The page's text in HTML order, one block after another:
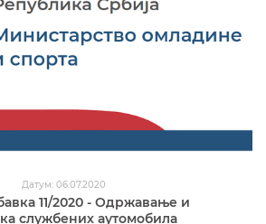
Датум: 06.07.2020
11/2020 - Одржавање и
службених аутомобила